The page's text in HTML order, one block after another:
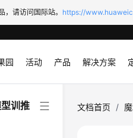
，请访问国际站。 https://
园 活动 产品 解决方案
训推
文档首页 /